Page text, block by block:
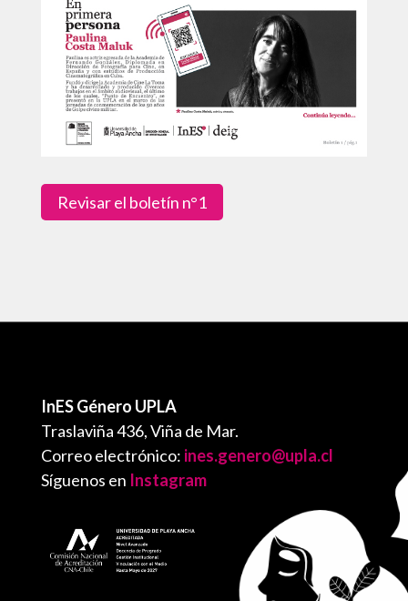
Revisar el boletín n°1
InES Género UPLA
Traslaviña 436, Viña de Mar.
Correo electrónico: ines.genero@upla.cl
Síguenos en Instagram